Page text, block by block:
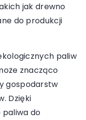
jak drewno
do produkcji
paliw
znacząco
gospodarstw
Dzięki
paliwa do